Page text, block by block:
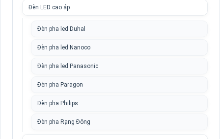
Đèn LED cao áp
Đèn pha led Duhal
Đèn pha led Nanoco
Đèn pha led Panasonic
Đèn pha Paragon
Đèn pha Philips
Đèn pha Rạng Đông